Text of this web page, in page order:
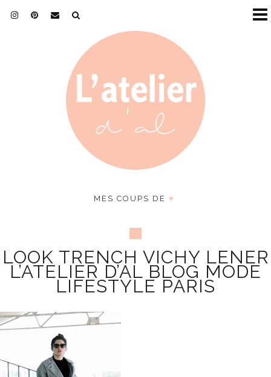
MES COUPS DE ♥
LOOK TRENCH VICHY LENER
L’ATELIER D’AL BLOG MODE
LIFESTYLE PARIS